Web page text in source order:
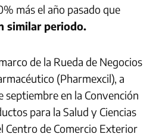
más el año pasado que
similar periodo.
de la Rueda de Negocios
(Pharmexcil), a
septiembre en la Convención
para la Salud y Ciencias
Centro de Comercio Exterior